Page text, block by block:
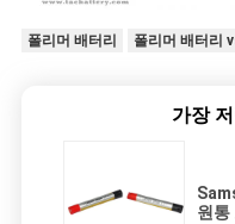
폴리머 배터리 폴리머 배터리
가장
원통